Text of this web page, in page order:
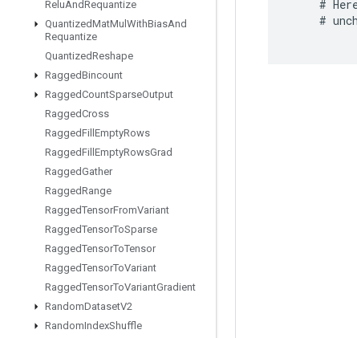
ReluAndRequantize
QuantizedMatMul WithBiasAnd
Requantize
QuantizedReshape
RaggedBincount
RaggedCountSparseOutput
RaggedCross
RaggedFill EmptyRows
RaggedFill EmptyRowsGrad
RaggedGather
RaggedRange
RaggedTensorFromVariant
RaggedTensorToSparse
RaggedTensorToTensor
RaggedTensorToVariant
RaggedTensorToVariantGradient
RandomDatasetV2
RandomIndexShuffle
#
#